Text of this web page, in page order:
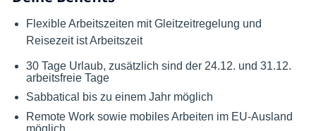
Flexible Arbeitszeiten mit Gleitzeitregelung und
Reisezeit ist Arbeitszeit
30 Tage Urlaub, zusätzlich sind der 24.12. und 31.12.
arbeitsfreie Tage
Sabbatical bis zu einem Jahr möglich
Remote Work sowie mobiles Arbeiten im EU-Ausland
möglich